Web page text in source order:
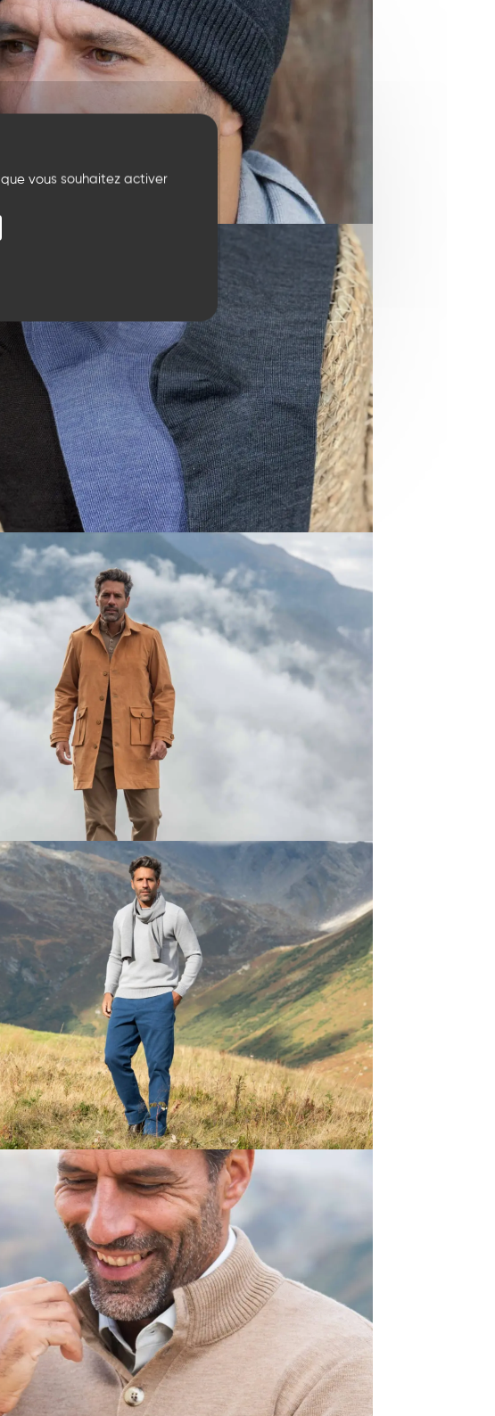
vous souhaitez activer